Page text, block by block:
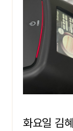
화요일 김